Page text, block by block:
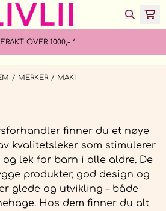
FRAKT OVER 1000,- *
/ MERKER / MAKI
finner du et nøye
kvalitetsleker som stimulerer
lek for barn i alle aldre. De
produkter, god design og
glede og utvikling – både
Hos dem finner du alt